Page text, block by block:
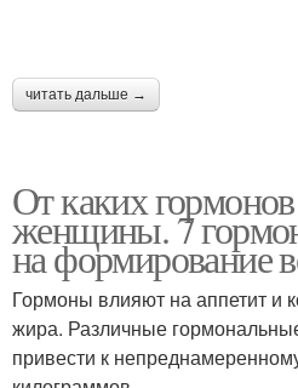
читать дальше →
От каких
женщины. 7
на формирование
Гормоны влияют на аппетит и
жира. Различные
привести к